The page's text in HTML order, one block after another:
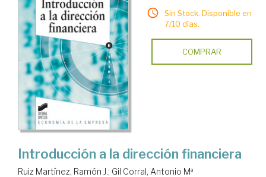
Sin Stock. Disponible en
7/10 días.
COMPRAR
Introducción a la dirección financiera
Ruiz Martínez, Ramón J.; Gil Corral, Antonio Mª